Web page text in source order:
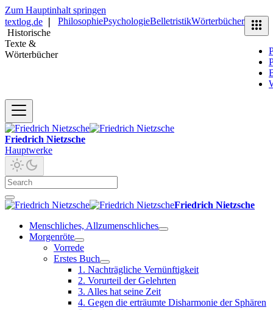
Zum Hauptinhalt springen
textlog.de
Historische
Texte &
Wörterbücher
PhilosophiePsychologieBelletristikWörterbücher
Friedrich Nietzsche
Hauptwerke
Friedrich Nietzsche
Menschliches, Allzumenschliches
Morgenröte
Vorrede
Erstes Buch
1. Nachträgliche Vernünftigkeit
2. Vorurteil der Gelehrten
3. Alles hat seine Zeit
4. Gegen die erträumte Disharmonie der Sphären